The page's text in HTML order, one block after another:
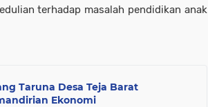
terhadap masalah pendidikan anak
Taruna Desa Teja Barat
Ekonomi